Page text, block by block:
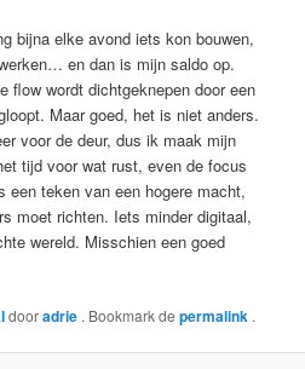
bijna elke avond iets kon bouwen,
en dan is mijn saldo op.
flow wordt dichtgeknepen door een
Maar goed, het is niet anders.
voor de deur, dus ik maak mijn
tijd voor wat rust, even de focus
een teken van een hogere macht,
moet richten. Iets minder digitaal,
wereld. Misschien een goed
dooradrie . Bookmark depermalink .